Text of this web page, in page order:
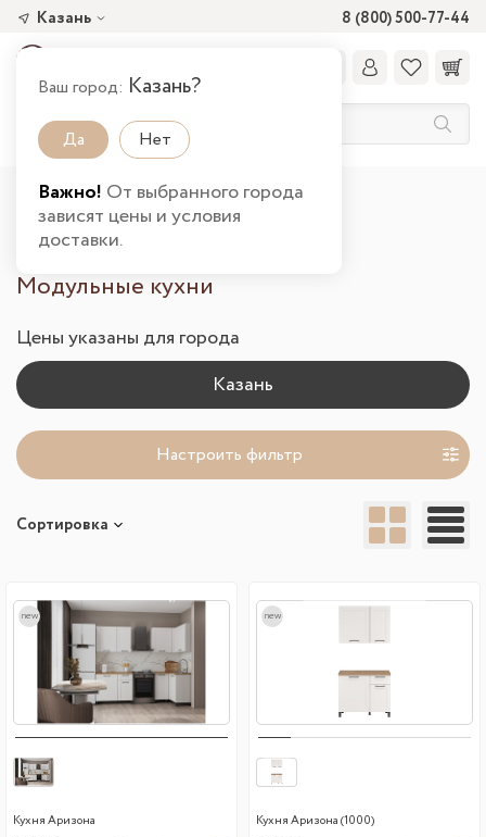
8 (800) 500-77-44
Казань
Ваш город: Казань?
Да Нет
Важно! От выбранного города
зависят цены и условия
доставки.
Главная Каталог товаров
Кухня
Модульные кухни в Казани
Модульные кухни
Цены указаны для города
Настроить фильтр
Сортировка
new
Кухня Аризона
new
Кухня Аризона (1000)